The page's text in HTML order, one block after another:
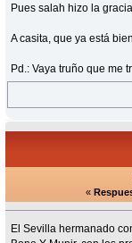
Pues salah hizo la
A casita, que ya está
Pd.: Vaya truño que me
«
El Sevilla hermanado